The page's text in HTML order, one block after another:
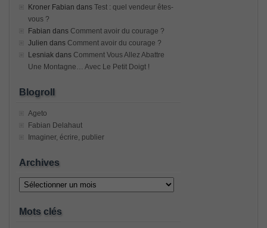
Kroner Fabian dans Test : quel vendeur êtes-
vous ?
Fabian dans Comment avoir du courage ?
Julien dans Comment avoir du courage ?
Lesniak dans Comment Vous Allez Abattre
Une Montagne… Avec Le Petit Doigt !
Blogroll
Ageto
Fabian Delahaut
Imaginer, écrire, publier
Archives
Archives
Mots clés